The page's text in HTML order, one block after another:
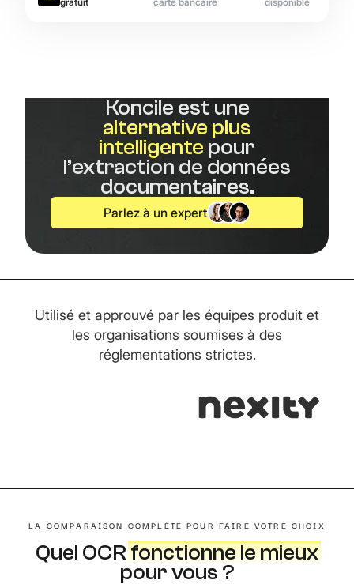
Koncile est une
alternative plus
intelligente pour
l’extraction de données
documentaires.
Parlez à un expert
Utilisé et approuvé par les équipes produit et
les organisations soumises à des
réglementations strictes.
LA COMPARAISON COMPLÈTE POUR FAIRE VOTRE CHOIX
Quel OCRfonctionne le mieux
pour vous ?